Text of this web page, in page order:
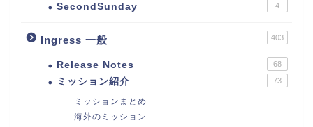
SecondSunday 4
Ingress 一般 403
Release Notes 68
ミッション紹介 73
ミッションまとめ
海外のミッション